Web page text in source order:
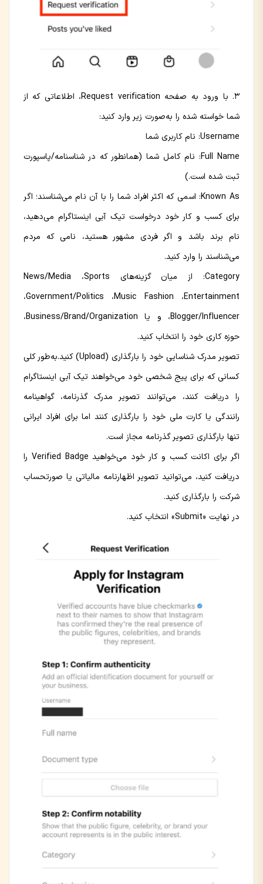
با ورود به صفحه Request verification، اطلاعاتی که از
شما خواسته شده را به‌صورت زیر وارد کنید:
Username: نام کاربری شما
Full Name: نام کامل شما (همانطور که در شناسنامه/پاسپورت
ثبت شده است.)
Known As: اسمی که اکثر افراد شما را با آن نام می‌شناسند؛ اگر
برای کسب و کار خود درخواست تیک آبی اینستاگرام می‌دهید،
نام برند باشد و اگر فردی مشهور هستید، نامی که مردم
می‌شناسند را وارد کنید.
Category: از میان گزینه‌های News/Media ،Sports
،Government/Politics ،Music Fashion ،Entertainment
،Blogger/Influencer و یا Business/Brand/Organization،
حوزه کاری خود را انتخاب کنید.
تصویر مدرک شناسایی خود را بارگذاری (Upload) کنید.به‌طور کلی
کسانی که برای پیج شخصی خود می‌خواهند تیک آبی اینستاگرام
را دریافت کنند، می‌توانند تصویر مدرک گذرنامه، گواهینامه
رانندگی یا کارت ملی خود را بارگذاری کنند اما برای افراد ایرانی
تنها بارگذاری تصویر گذرنامه مجاز است.
اگر برای اکانت کسب و کار خود می‌خواهید Verified Badge را
دریافت کنید،‌ می‌توانید تصویر اظهارنامه مالیاتی یا صورتحساب
شرکت را بارگذاری کنید.
در نهایت «Submit»‌ انتخاب کنید.